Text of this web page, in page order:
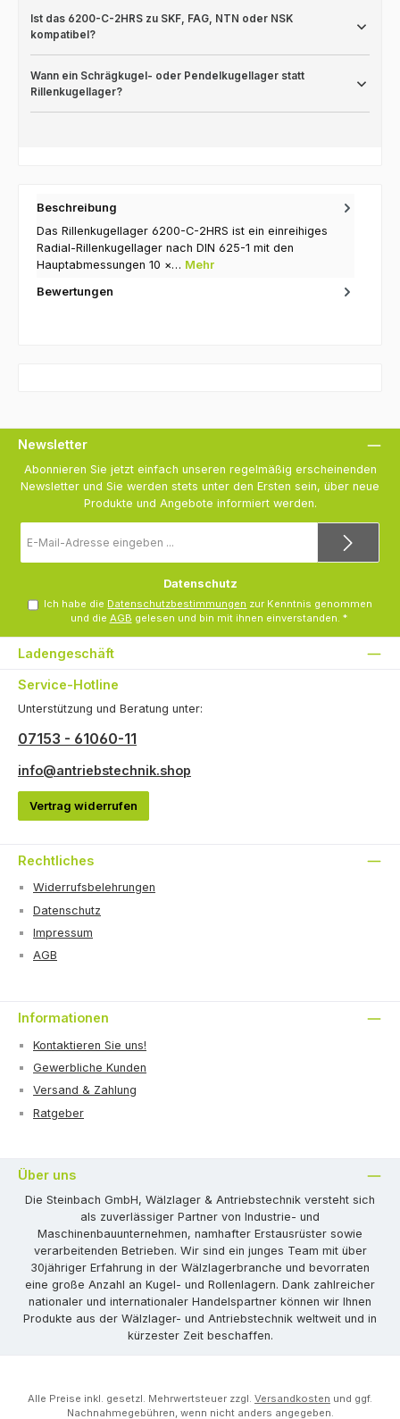
Ist das 6200-C-2HRS zu SKF, FAG, NTN oder NSK
kompatibel?
Wann ein Schrägkugel- oder Pendelkugellager statt
Rillenkugellager?
Beschreibung
Das Rillenkugellager 6200-C-2HRS ist ein einreihiges
Radial-Rillenkugellager nach DIN 625-1 mit den
Hauptabmessungen 10 ×… Mehr
Bewertungen
Newsletter
Abonnieren Sie jetzt einfach unseren regelmäßig erscheinenden
Newsletter und Sie werden stets unter den Ersten sein, über neue
Produkte und Angebote informiert werden.
Mail-
Adresse
Datenschutz
Ich habe die Datenschutzbestimmungen zur Kenntnis genommen
und die AGB gelesen und bin mit ihnen einverstanden. *
Ladengeschäft
Service-Hotline
Unterstützung und Beratung unter:
07153 - 61060-11
info@antriebstechnik.shop
Vertrag widerrufen
Rechtliches
Widerrufsbelehrungen
Datenschutz
Impressum
AGB
Informationen
Kontaktieren Sie uns!
Gewerbliche Kunden
Versand & Zahlung
Ratgeber
Über uns
Die Steinbach GmbH, Wälzlager & Antriebstechnik versteht sich
als zuverlässiger Partner von Industrie- und
Maschinenbauunternehmen, namhafter Erstausrüster sowie
verarbeitenden Betrieben. Wir sind ein junges Team mit über
30jähriger Erfahrung in der Wälzlagerbranche und bevorraten
eine große Anzahl an Kugel- und Rollenlagern. Dank zahlreicher
nationaler und internationaler Handelspartner können wir Ihnen
Produkte aus der Wälzlager- und Antriebstechnik weltweit und in
kürzester Zeit beschaffen.
Alle Preise inkl. gesetzl. Mehrwertsteuer zzgl. Versandkosten und ggf.
Nachnahmegebühren, wenn nicht anders angegeben.